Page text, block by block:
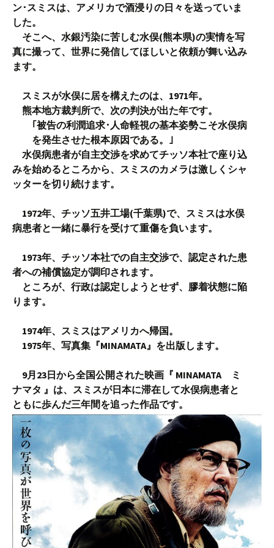
ン･スミスは、アメリカで酒浸りの日々を送っていま
した。
そこへ、水銀汚染に苦しむ水俣(熊本県)の実情を写
真に撮って、世界に発信してほしいと依頼が舞い込み
ます。
スミスが水俣に居を構えたのは、1971年。
熊本地方裁判所で、次の判決が出た年です。
｢被告の利潤追求･人命軽視の基本姿勢こそ水俣病
を発生させた根本原因である。｣
水俣病患者が自主交渉を求めてチッソ本社で座り込
みを始めるところから、スミスのカメラは激しくシャ
ッターを切り続けます。
1972年、チッソ五井工場(千葉県)で、スミスは水俣
病患者と一緒に暴行を受けて重傷を負います。
1973年、チッソ本社での自主交渉で、認定された患
者への補償協定が調印されます。
ところが、行政は認定しようとせず、膠着状態に陥
ります。
1974年、スミスはアメリカへ帰国。
1975年、写真集『MINAMATA』を出版します。
9月23日から全国公開された映画『 MINAMATA ミ
ナマタ 』は、スミスが日本に滞在して水俣病患者と
ともに歩んだ三年間を追った作品です。